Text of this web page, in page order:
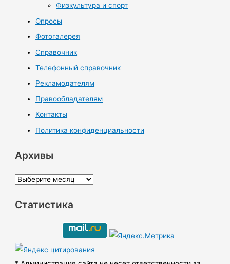
Физкультура и спорт
Опросы
Фотогалерея
Справочник
Телефонный справочник
Рекламодателям
Правообладателям
Контакты
Политика конфиденциальности
Архивы
А
х
ы
Статистика